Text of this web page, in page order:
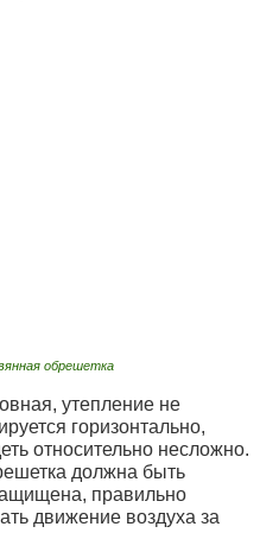
обрешетка
утепление не
горизонтально,
относительно несложно.
должна быть
правильно
движение воздуха за